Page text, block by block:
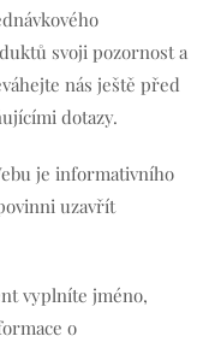
svoji pozornost a
nás ještě před
dotazy.
je informativního
uzavřít
vyplníte jméno,
o